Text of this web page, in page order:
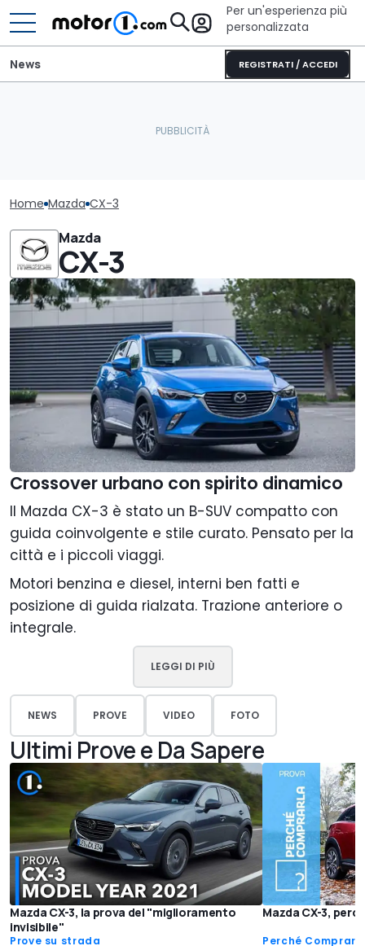
Per un'esperienza più
personalizzata
REGISTRATI / ACCEDI
News
Home Mazda CX-3
Mazda
CX-3
Crossover urbano con spirito dinamico
Il Mazda CX-3 è stato un B-SUV compatto con
guida coinvolgente e stile curato. Pensato per la
città e i piccoli viaggi.
Motori benzina e diesel, interni ben fatti e
posizione di guida rialzata. Trazione anteriore o
integrale.
LEGGI DI PIÙ
NEWS PROVE VIDEO FOTO
Ultimi Prove e Da Sapere
Mazda CX-3, la prova del "miglioramento
invisibile"
Prove su strada
Mazda CX-3,
Perché